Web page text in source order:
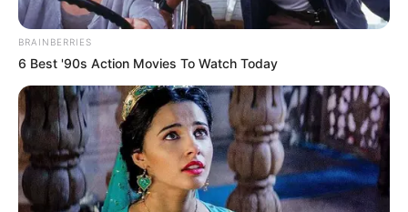
BRAINBERRIES
6 Best '90s Action Movies To Watch Today